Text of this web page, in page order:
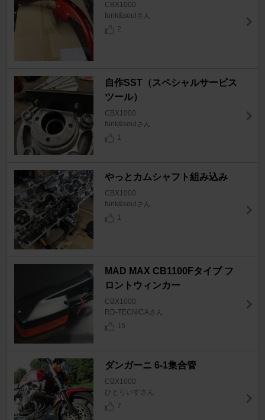
CBX1000
funk&soulさん
2
自作SST（スペシャルサービス
ツール）
CBX1000
funk&soulさん
1
やっとカムシャフト組み込み
CBX1000
funk&soulさん
1
MAD MAX CB1100Fタイプ フ
ロントウィンカー
CBX1000
RD-TECNICAさん
15
ダンガーニ 6-1集合管
CBX1000
ひとりいすさん
7